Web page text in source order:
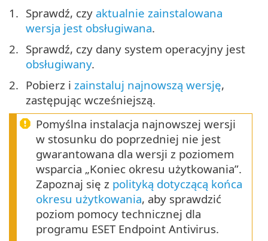
Sprawdź, czy aktualnie zainstalowana
wersja jest obsługiwana.
Sprawdź, czy dany system operacyjny jest
obsługiwany.
Pobierz i zainstaluj najnowszą wersję,
zastępując wcześniejszą.
Pomyślna instalacja najnowszej wersji
w stosunku do poprzedniej nie jest
gwarantowana dla wersji z poziomem
wsparcia „Koniec okresu użytkowania”.
Zapoznaj się z polityką dotyczącą końca
okresu użytkowania, aby sprawdzić
poziom pomocy technicznej dla
programu ESET Endpoint Antivirus.